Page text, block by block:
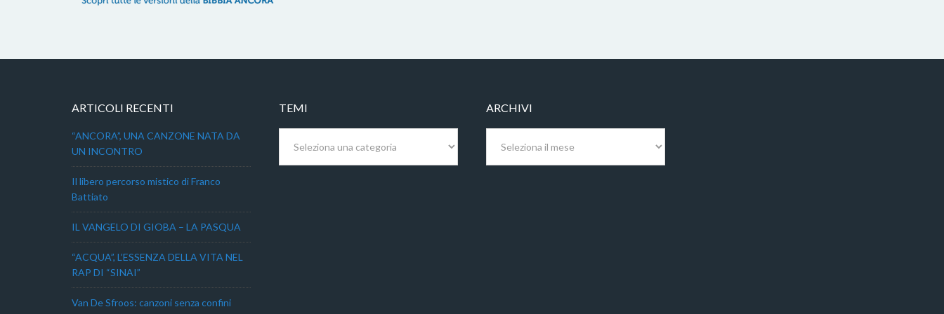
ARTICOLI RECENTI
“ANCORA”, UNA CANZONE NATA DA
UN INCONTRO
Il libero percorso mistico di Franco
Battiato
IL VANGELO DI GIOBA – LA PASQUA
“ACQUA”, L’ESSENZA DELLA VITA NEL
RAP DI “SINAI”
Van De Sfroos: canzoni senza confini
TEMI ARCHIVI